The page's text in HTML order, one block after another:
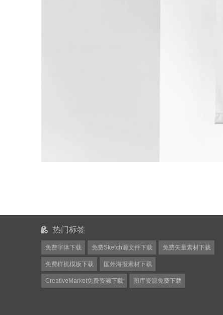
热门标签
免费字体下载 免费Sketch源文件下载 免费矢量素材下载
免费样机模板下载 国外海报素材下载
CreativeMarket免费资源下载 图库资源免费下载